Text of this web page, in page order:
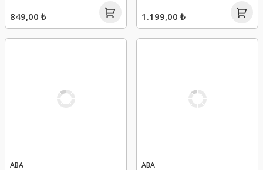
849,00 ₺ 1.199,00 ₺
ABA ABA